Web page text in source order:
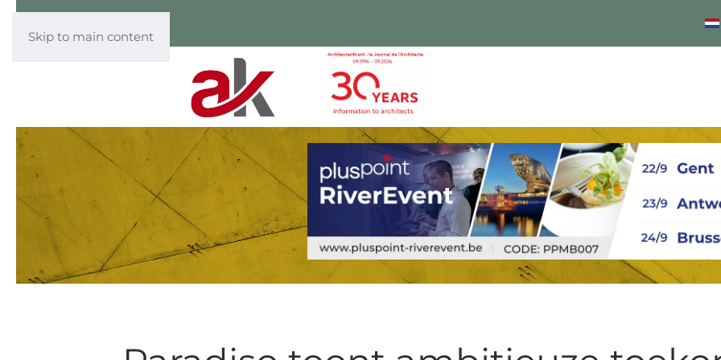
Skip to main content